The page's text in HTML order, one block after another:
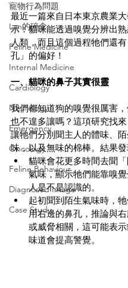
寵物行為問題
Lan的碎念
Feline Medicine
Internal Medicine
Cardiology
Neurology
Emergency
Oncology
Feline Behaviour
Diagnosed Image
Case Study
最近一篇來自日本東京農業
示：貓咪能透過嗅覺分辨出
人類，而且這個過程牠們還
孔」的偏好！
一、貓咪的鼻子其實很靈
我們都知道狗的嗅覺很厲害
也不遑多讓嗎？這項研究找來
讓牠們分別聞主人的體味、
味，以及無味的棉棒。結果發
貓咪會花更多時間去聞
氣味，顯示牠們能靠嗅
人是不是認識的。
起初聞到陌生氣味時，
用右邊的鼻孔，推論與
或威脅相關，這可能表
味道會提高警覺。